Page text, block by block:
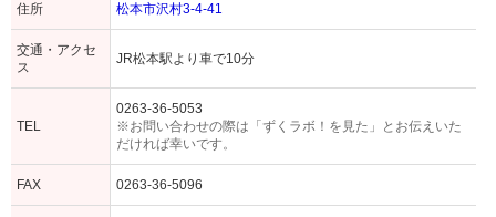
住所 松本市沢村3-4-41
交通・アクセ
ス
JR松本駅より車で10分
TEL
0263-36-5053
※お問い合わせの際は「ずくラボ！を見た」とお伝えいた
だければ幸いです。
FAX 0263-36-5096